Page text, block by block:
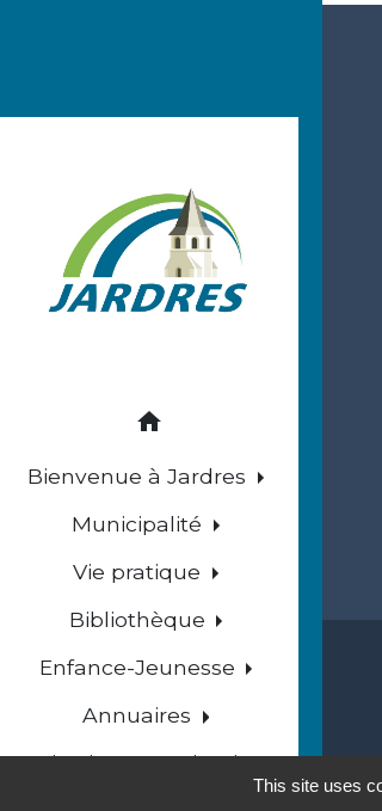
home
Bienvenue à Jardres
Municipalité
Vie pratique
Bibliothèque
Enfance-Jeunesse
Annuaires
Histoire et Patrimoine
This site uses